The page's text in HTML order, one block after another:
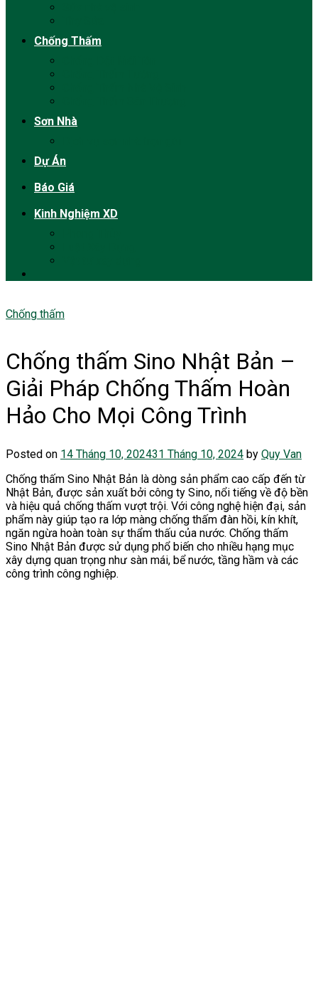
Chống Thấm
Sơn Nhà
Dự Án
Báo Giá
Kinh Nghiệm XD
Chống thấm
Chống thấm Sino Nhật Bản –
Giải Pháp Chống Thấm Hoàn
Hảo Cho Mọi Công Trình
Posted on 14 Tháng 10, 202431 Tháng 10, 2024 by Quy Van
Chống thấm Sino Nhật Bản là dòng sản phẩm cao cấp đến từ
Nhật Bản, được sản xuất bởi công ty Sino, nổi tiếng về độ bền
và hiệu quả chống thấm vượt trội. Với công nghệ hiện đại, sản
phẩm này giúp tạo ra lớp màng chống thấm đàn hồi, kín khít,
ngăn ngừa hoàn toàn sự thẩm thấu của nước. Chống thấm
Sino Nhật Bản được sử dụng phổ biến cho nhiều hạng mục
xây dựng quan trọng như sàn mái, bể nước, tầng hầm và các
công trình công nghiệp.